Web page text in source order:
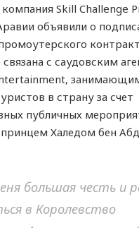
Skill Challenge
объявили о
с саудовским
в страну за счет
публичных
Халедом бен
большая честь и
в Королевство